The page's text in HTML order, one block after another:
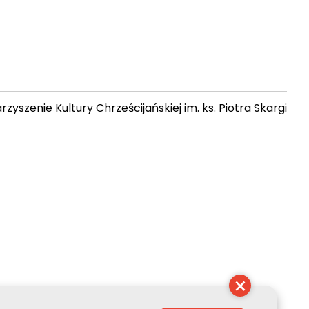
Kultury Chrześcijańskiej im. ks. Piotra Skargi
×